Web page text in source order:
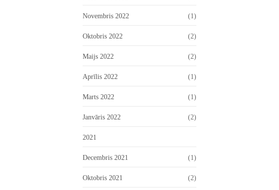
Novembris 2022 (1)
Oktobris 2022 (2)
Maijs 2022 (2)
Aprīlis 2022 (1)
Marts 2022 (1)
Janvāris 2022 (2)
2021
Decembris 2021 (1)
Oktobris 2021 (2)